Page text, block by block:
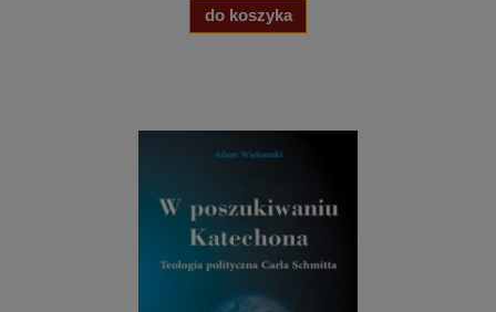
do koszyka